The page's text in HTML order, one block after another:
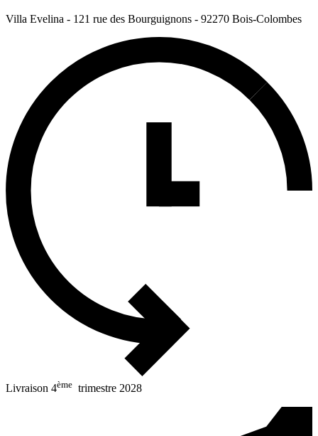
Villa Evelina - 121 rue des Bourguignons - 92270 Bois-Colombes
Livraison 4ème trimestre 2028